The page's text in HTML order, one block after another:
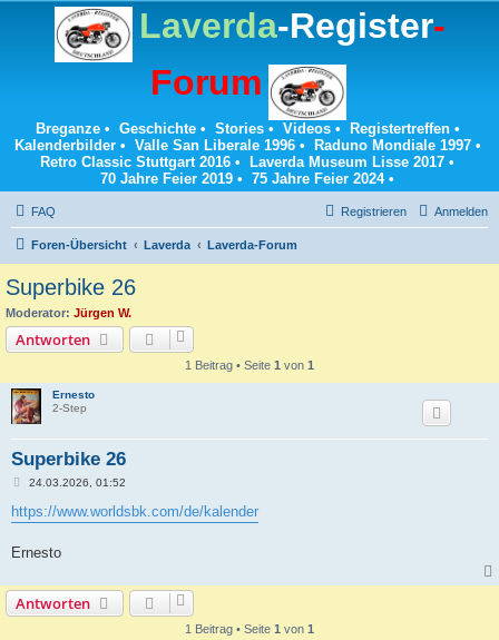
Laverda-Register-
Forum
Breganze• Geschichte• Stories• Videos• Registertreffen•
Kalenderbilder• Valle San Liberale 1996• Raduno Mondiale 1997•
Retro Classic Stuttgart 2016 • Laverda Museum Lisse 2017 •
70 Jahre Feier 2019 • 75 Jahre Feier 2024•
FAQ Anmelden
Registrieren
Foren-Übersicht Laverda Laverda-Forum
Superbike 26
Moderator: Jürgen W.
Antworten
1 Beitrag • Seite 1 von 1
Ernesto
2-Step
Superbike 26
B
i
t
a
g
24.03.2026, 01:52
https://www.worldsbk.com/de/kalender
Ernesto
Antworten
1 Beitrag • Seite 1 von 1